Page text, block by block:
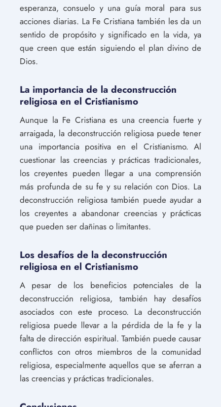
esperanza, consuelo y una guía moral para sus
acciones diarias. La Fe Cristiana también les da un
sentido de propósito y significado en la vida, ya
que creen que están siguiendo el plan divino de
Dios.
La importancia de la deconstrucción
religiosa en el Cristianismo
Aunque la Fe Cristiana es una creencia fuerte y
arraigada, la deconstrucción religiosa puede tener
una importancia positiva en el Cristianismo. Al
cuestionar las creencias y prácticas tradicionales,
los creyentes pueden llegar a una comprensión
más profunda de su fe y su relación con Dios. La
deconstrucción religiosa también puede ayudar a
los creyentes a abandonar creencias y prácticas
que pueden ser dañinas o limitantes.
Los desafíos de la deconstrucción
religiosa en el Cristianismo
A pesar de los beneficios potenciales de la
deconstrucción religiosa, también hay desafíos
asociados con este proceso. La deconstrucción
religiosa puede llevar a la pérdida de la fe y la
falta de dirección espiritual. También puede causar
conflictos con otros miembros de la comunidad
religiosa, especialmente aquellos que se aferran a
las creencias y prácticas tradicionales.